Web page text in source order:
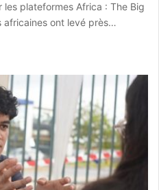
les plateformes Africa : The Big
africaines ont levé près…